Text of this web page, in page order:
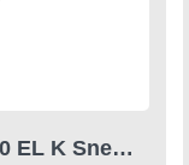
adidas Originals Lite Racer 3.0 EL K Sneaker